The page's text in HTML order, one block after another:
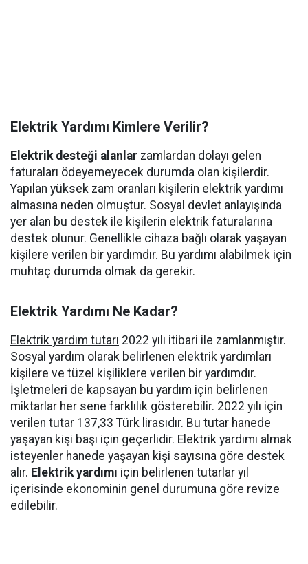
Elektrik Yardımı Kimlere Verilir?
Elektrik desteği alanlar zamlardan dolayı gelen
faturaları ödeyemeyecek durumda olan kişilerdir.
Yapılan yüksek zam oranları kişilerin elektrik yardımı
almasına neden olmuştur. Sosyal devlet anlayışında
yer alan bu destek ile kişilerin elektrik faturalarına
destek olunur. Genellikle cihaza bağlı olarak yaşayan
kişilere verilen bir yardımdır. Bu yardımı alabilmek için
muhtaç durumda olmak da gerekir.
Elektrik Yardımı Ne Kadar?
Elektrik yardım tutarı 2022 yılı itibari ile zamlanmıştır.
Sosyal yardım olarak belirlenen elektrik yardımları
kişilere ve tüzel kişiliklere verilen bir yardımdır.
İşletmeleri de kapsayan bu yardım için belirlenen
miktarlar her sene farklılık gösterebilir. 2022 yılı için
verilen tutar 137,33 Türk lirasıdır. Bu tutar hanede
yaşayan kişi başı için geçerlidir. Elektrik yardımı almak
isteyenler hanede yaşayan kişi sayısına göre destek
alır. Elektrik yardımı için belirlenen tutarlar yıl
içerisinde ekonominin genel durumuna göre revize
edilebilir.